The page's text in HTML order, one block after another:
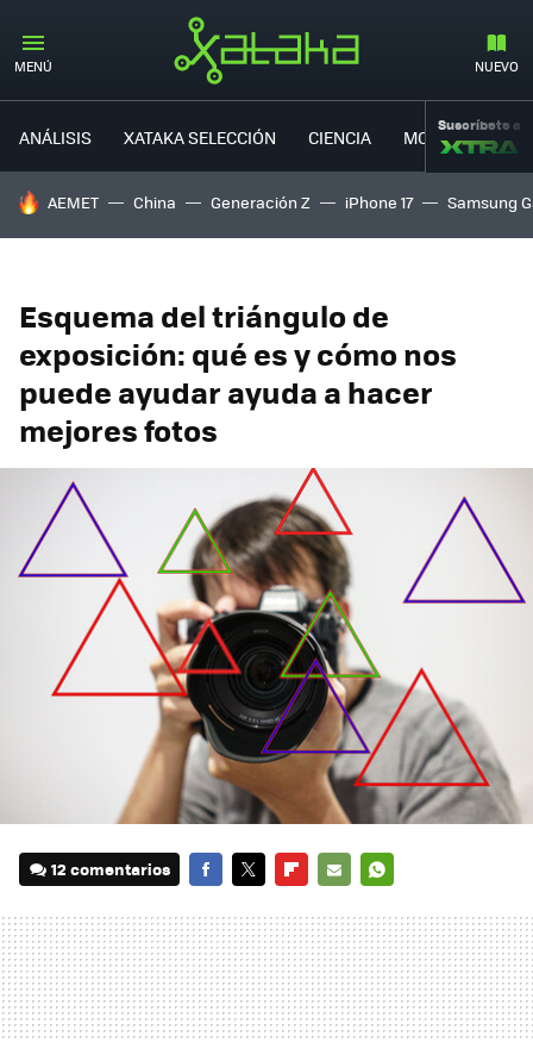
MENÚ NUEVO
ANÁLISIS XATAKA SELECCIÓN CIENCIA MOVILIDAD
Suscríbete a
HOY SE HABLA DE
AEMET China Generación Z iPhone 17 Samsung
Esquema del triángulo de
exposición: qué es y cómo nos
puede ayudar ayuda a hacer
mejores fotos
12 comentarios
MAIL